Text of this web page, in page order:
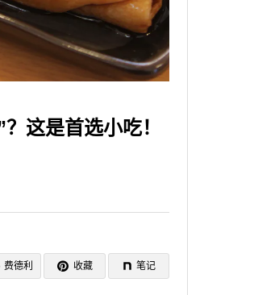
这是首选小吃！
费德利 收藏 笔记